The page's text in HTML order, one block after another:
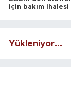
için bakım ihalesi
Yükleniyor...